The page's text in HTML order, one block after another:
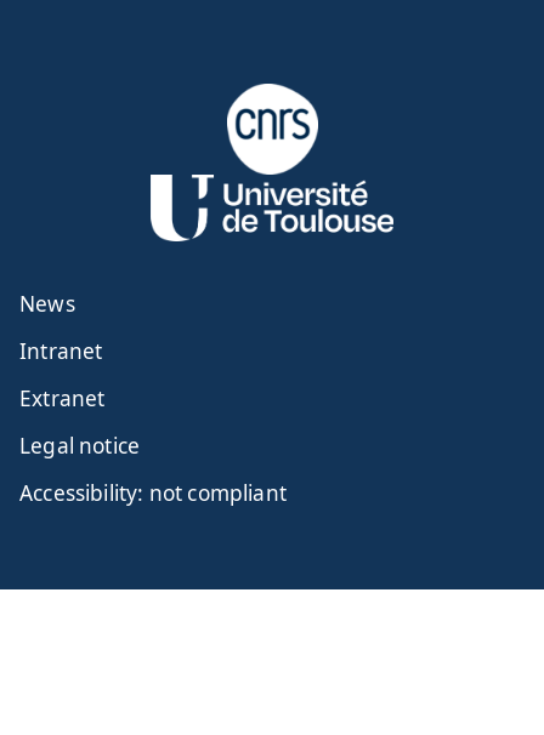
News
Intranet
Extranet
Legal notice
Accessibility: not compliant